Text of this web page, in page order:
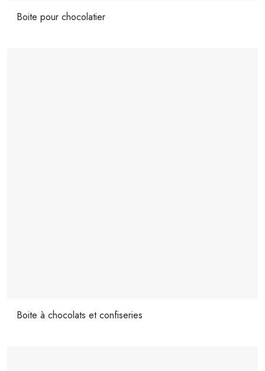
Boite pour chocolatier
Boite à chocolats et confiseries